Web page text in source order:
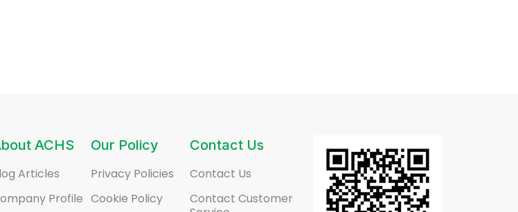
ACHS
Articles
Profile
Our Policy
Privacy Policies
Cookie Policy
Contact Us
Contact Us
Contact Customer